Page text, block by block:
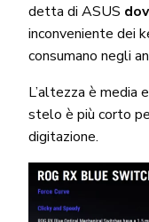
detta di ASUS
inconveniente dei
consumano negli
L’altezza è media
stelo è più corto
digitazione.